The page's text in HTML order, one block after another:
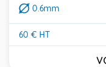
0.6mm
60 € HT
Prix